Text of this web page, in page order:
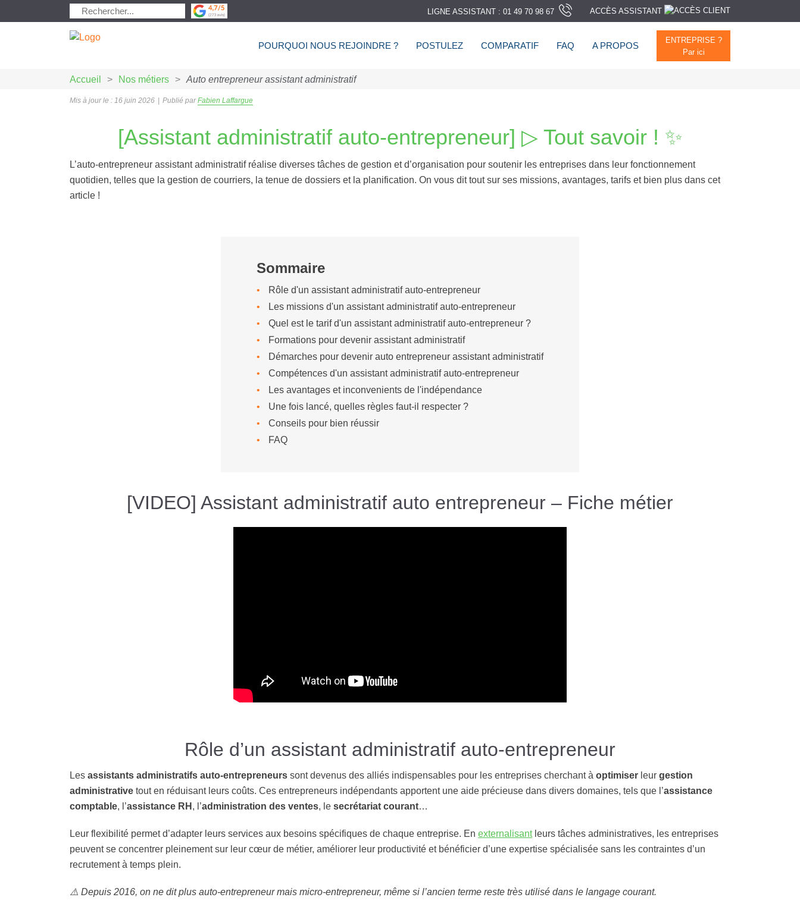
LIGNE ASSISTANT : 01 49 70 98 67 ACCÈS ASSISTANT
POURQUOI NOUS REJOINDRE ? POSTULEZ COMPARATIF FAQ A PROPOS
ENTREPRISE ?
Par ici
Accueil > Nos métiers > Auto entrepreneur assistant administratif
Mis à jour le : 16 juin 2026 Publié parFabien Laffargue
[Assistant administratif auto-entrepreneur] ▷ Tout savoir ! ✨
L’auto-entrepreneur assistant administratif réalise diverses tâches de gestion et d’organisation pour soutenir les entreprises dans leur fonctionnement
quotidien, telles que la gestion de courriers, la tenue de dossiers et la planification. On vous dit tout sur ses missions, avantages, tarifs et bien plus dans cet
article !
Sommaire
Rôle d'un assistant administratif auto-entrepreneur
Les missions d'un assistant administratif auto-entrepreneur
Quel est le tarif d'un assistant administratif auto-entrepreneur ?
Formations pour devenir assistant administratif
Démarches pour devenir auto entrepreneur assistant administratif
Compétences d'un assistant administratif auto-entrepreneur
Les avantages et inconvenients de l'indépendance
Une fois lancé, quelles règles faut-il respecter ?
Conseils pour bien réussir
FAQ
[VIDEO] Assistant administratif auto entrepreneur – Fiche métier
Rôle d’un assistant administratif auto-entrepreneur
Les assistants administratifs auto-entrepreneurs sont devenus des alliés indispensables pour les entreprises cherchant à optimiser leur gestion
administrative tout en réduisant leurs coûts. Ces entrepreneurs indépendants apportent une aide précieuse dans divers domaines, tels que l’assistance
comptable, l’assistance RH , l’administration des ventes, le secrétariat courant…
Leur flexibilité permet d’adapter leurs services aux besoins spécifiques de chaque entreprise. En externalisantleurs tâches administratives, les entreprises
peuvent se concentrer pleinement sur leur cœur de métier, améliorer leur productivité et bénéficier d’une expertise spécialisée sans les contraintes d’un
recrutement à temps plein.
⚠️ Depuis 2016, on ne dit plus auto-entrepreneur mais micro-entrepreneur, même si l’ancien terme reste très utilisé dans le langage courant.